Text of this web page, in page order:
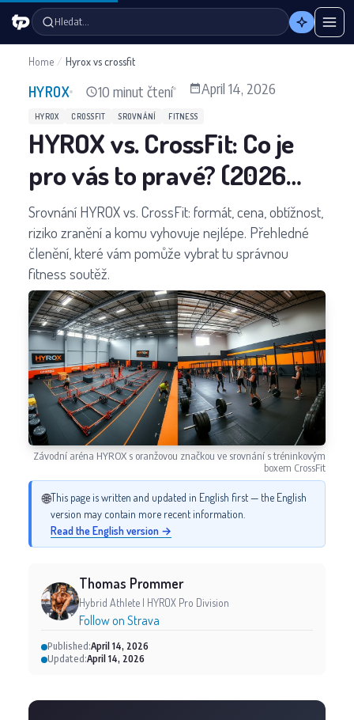
Hledat…
Home / Hyrox vs crossfit
HYROX 10 minut čtení April 14, 2026
HYROX CROSSFIT SROVNÁNÍ FITNESS
HYROX vs. CrossFit: Co je
pro vás to pravé? (2026
Srovnání)
Srovnání HYROX vs. CrossFit: formát, cena, obtížnost,
riziko zranění a komu vyhovuje nejlépe. Přehledné
členění, které vám pomůže vybrat tu správnou
fitness soutěž.
Závodní aréna HYROX s oranžovou značkou ve srovnání s tréninkovým
boxem CrossFit
🌐This page is written and updated in English first — the English
version may contain more recent information.
Read the English version →
Thomas Prommer
Hybrid Athlete | HYROX Pro Division
Follow on Strava
Published:April 14, 2026
Updated:April 14, 2026